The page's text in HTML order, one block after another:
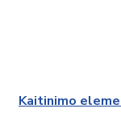
Kaitinimo